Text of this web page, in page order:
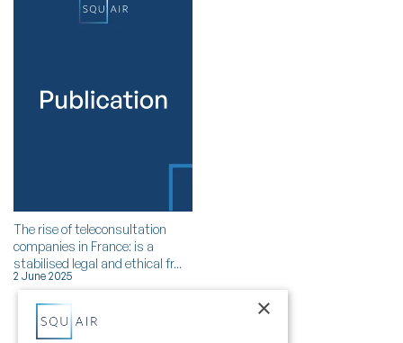
The rise of teleconsultation
companies in France: is a
stabilised legal and ethical fr...
2 June 2025
×